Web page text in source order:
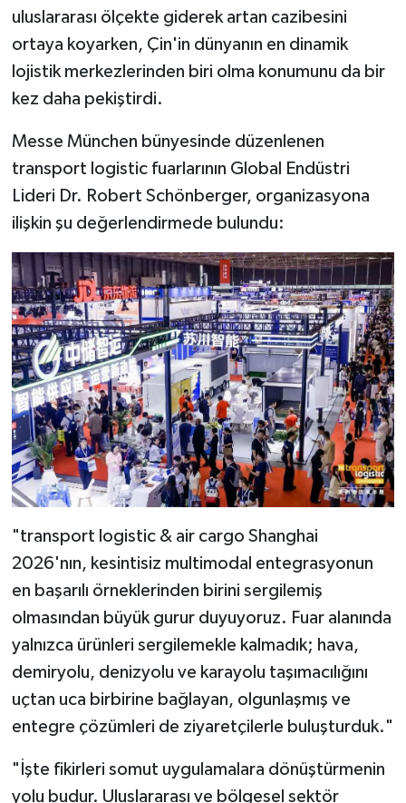
uluslararası ölçekte giderek artan cazibesini
ortaya koyarken, Çin'in dünyanın en dinamik
lojistik merkezlerinden biri olma konumunu da bir
kez daha pekiştirdi.
Messe München bünyesinde düzenlenen
transport logistic fuarlarının Global Endüstri
Lideri Dr. Robert Schönberger, organizasyona
ilişkin şu değerlendirmede bulundu:
"transport logistic & air cargo Shanghai
2026'nın, kesintisiz multimodal entegrasyonun
en başarılı örneklerinden birini sergilemiş
olmasından büyük gurur duyuyoruz. Fuar alanında
yalnızca ürünleri sergilemekle kalmadık; hava,
demiryolu, denizyolu ve karayolu taşımacılığını
uçtan uca birbirine bağlayan, olgunlaşmış ve
entegre çözümleri de ziyaretçilerle buluşturduk."
"İşte fikirleri somut uygulamalara dönüştürmenin
yolu budur. Uluslararası ve bölgesel sektör